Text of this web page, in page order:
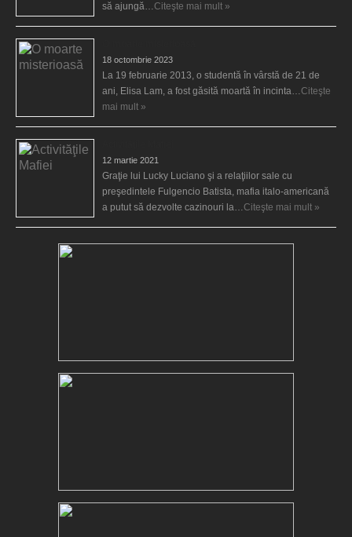
să ajungă…Citeşte mai mult »
18 octombrie 2023
La 19 februarie 2013, o studentă în vârstă de 21 de
ani, Elisa Lam, a fost găsită moartă în incinta…Citeşte
mai mult »
12 martie 2021
Graţie lui Lucky Luciano şi a relaţiilor sale cu
preşedintele Fulgencio Batista, mafia italo-americană
a putut să dezvolte cazinouri la…Citeşte mai mult »